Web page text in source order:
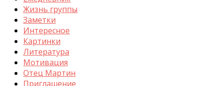
Жизнь группы
Заметки
Интересное
Картинки
Литература
Мотивация
Отец Мартин
Приглашение